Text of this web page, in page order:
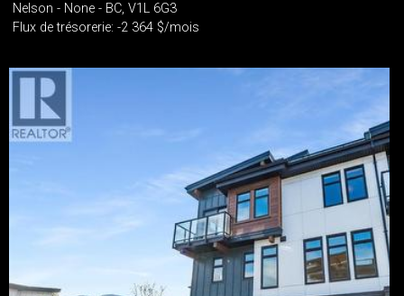
Nelson - None - BC, V1L 6G3
Flux de trésorerie: -2 364 $/mois